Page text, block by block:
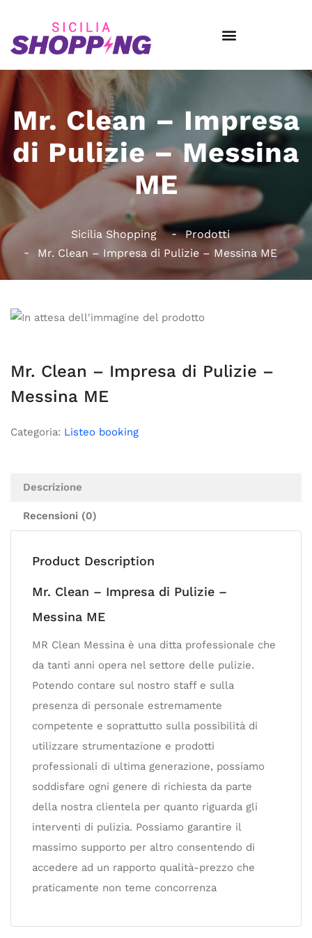
Mr. Clean – Impresa
di Pulizie – Messina
ME
Sicilia Shopping
Prodotti
Mr. Clean – Impresa di Pulizie – Messina ME
Mr. Clean – Impresa di Pulizie –
Messina ME
Categoria: Listeo booking
Descrizione
Recensioni (0)
Product Description
Mr. Clean – Impresa di Pulizie –
Messina ME
MR Clean Messina è una ditta professionale che
da tanti anni opera nel settore delle pulizie.
Potendo contare sul nostro staff e sulla
presenza di personale estremamente
competente e soprattutto sulla possibilità di
utilizzare strumentazione e prodotti
professionali di ultima generazione, possiamo
soddisfare ogni genere di richiesta da parte
della nostra clientela per quanto riguarda gli
interventi di pulizia. Possiamo garantire il
massimo supporto per altro consentendo di
accedere ad un rapporto qualità-prezzo che
praticamente non teme concorrenza